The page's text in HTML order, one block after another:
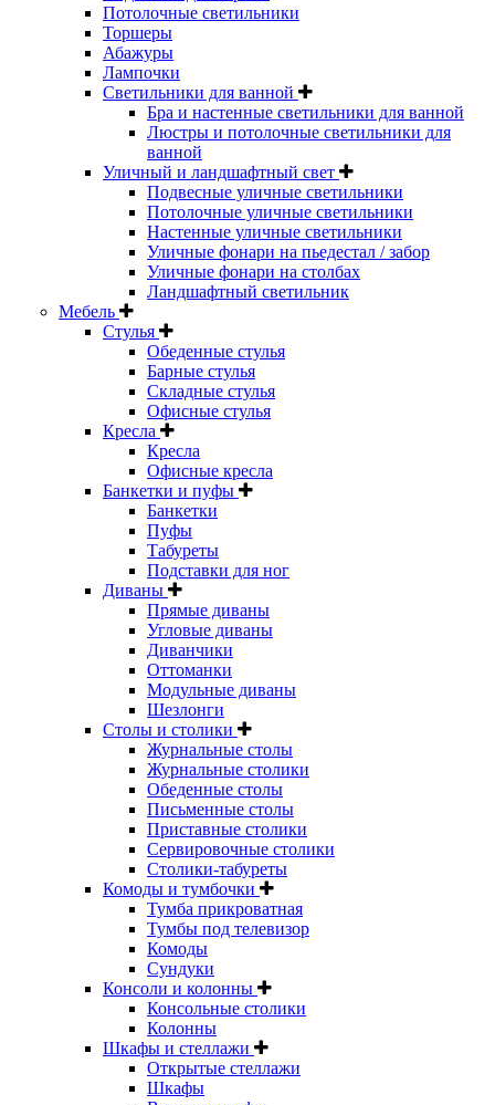
Потолочные светильники
Торшеры
Абажуры
Лампочки
Светильники для ванной
Бра и настенные светильники для ванной
Люстры и потолочные светильники для
ванной
Уличный и ландшафтный свет
Подвесные уличные светильники
Потолочные уличные светильники
Настенные уличные светильники
Уличные фонари на пьедестал / забор
Уличные фонари на столбах
Ландшафтный светильник
Мебель
Стулья
Обеденные стулья
Барные стулья
Складные стулья
Офисные стулья
Кресла
Кресла
Офисные кресла
Банкетки и пуфы
Банкетки
Пуфы
Табуреты
Подставки для ног
Диваны
Прямые диваны
Угловые диваны
Диванчики
Оттоманки
Модульные диваны
Шезлонги
Столы и столики
Журнальные столы
Журнальные столики
Обеденные столы
Письменные столы
Приставные столики
Сервировочные столики
Столики-табуреты
Комоды и тумбочки
Тумба прикроватная
Тумбы под телевизор
Комоды
Сундуки
Консоли и колонны
Консольные столики
Колонны
Шкафы и стеллажи
Открытые стеллажи
Шкафы